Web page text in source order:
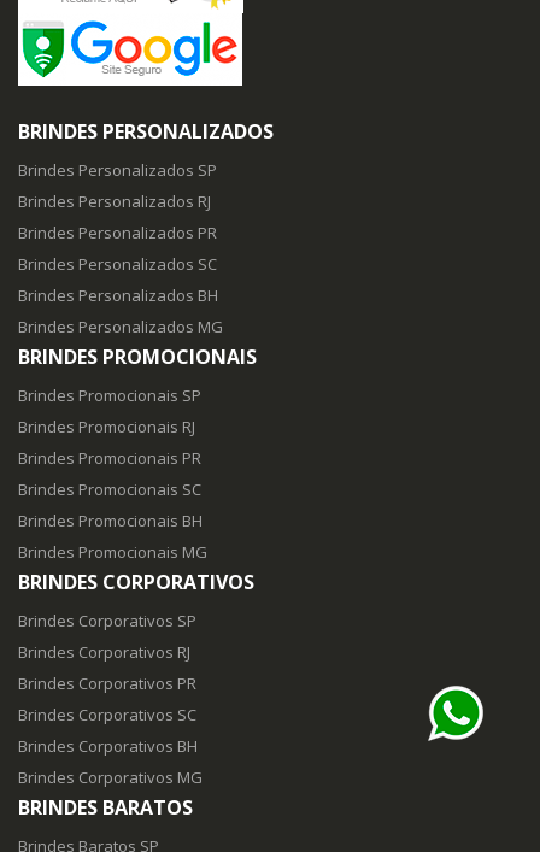
BRINDES PERSONALIZADOS
Brindes Personalizados SP
Brindes Personalizados RJ
Brindes Personalizados PR
Brindes Personalizados SC
Brindes Personalizados BH
Brindes Personalizados MG
BRINDES PROMOCIONAIS
Brindes Promocionais SP
Brindes Promocionais RJ
Brindes Promocionais PR
Brindes Promocionais SC
Brindes Promocionais BH
Brindes Promocionais MG
BRINDES CORPORATIVOS
Brindes Corporativos SP
Brindes Corporativos RJ
Brindes Corporativos PR
Brindes Corporativos SC
Brindes Corporativos BH
Brindes Corporativos MG
BRINDES BARATOS
Brindes Baratos SP